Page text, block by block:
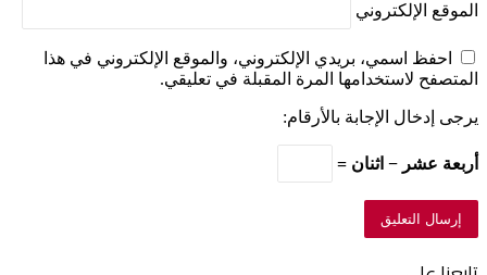
الموقع الإلكتروني
احفظ اسمي، بريدي الإلكتروني، والموقع الإلكتروني في هذا
المتصفح لاستخدامها المرة المقبلة في تعليقي.
يرجى إدخال الإجابة بالأرقام:
أربعة عشر − اثنان =